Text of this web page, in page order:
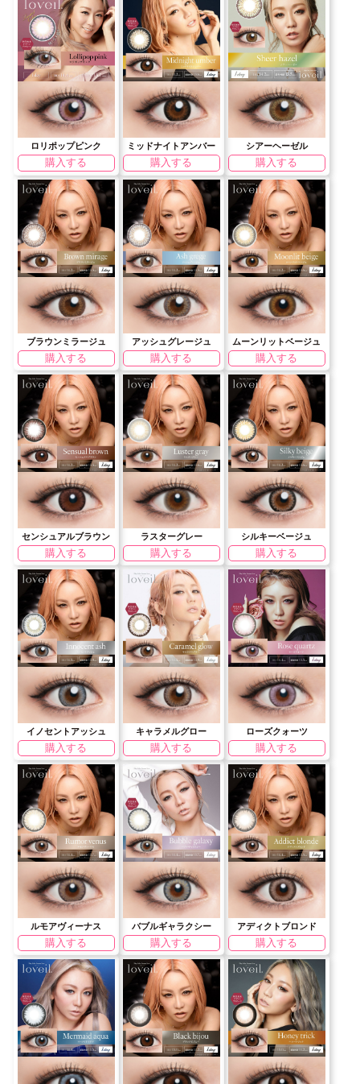
ロリポップピンク
購入する
ミッドナイトアンバー
購入する
シアーヘーゼル
購入する
ブラウンミラージュ
購入する
アッシュグレージュ
購入する
ムーンリットベージュ
購入する
センシュアルブラウン
購入する
ラスターグレー
購入する
シルキーベージュ
購入する
イノセントアッシュ
購入する
キャラメルグロー
購入する
ローズクォーツ
購入する
ルモアヴィーナス
購入する
バブルギャラクシー
購入する
アディクトブロンド
購入する